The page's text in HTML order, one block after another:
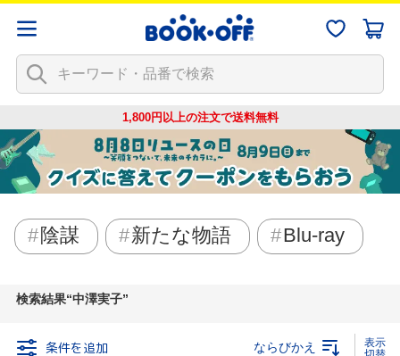
1,800円以上の注文で送料無料
陰謀 新たな物語 Blu-ray
検索結果 中澤実子
条件を追加 ならびかえ